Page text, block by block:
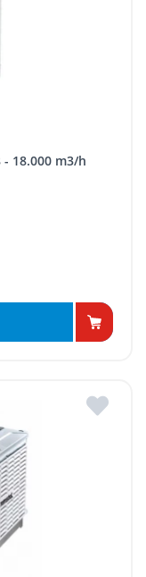
- 18.000 m3/h